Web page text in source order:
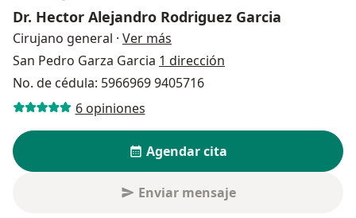
Dr. Hector Alejandro Rodriguez Garcia
Cirujano general · Ver más
San Pedro Garza Garcia 1 dirección
No. de cédula: 5966969 9405716
6 opiniones
Agendar cita
Enviar mensaje